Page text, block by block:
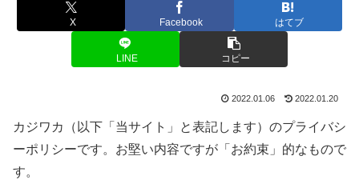
X Facebook はてブ
LINE コピー
2022.01.06 2022.01.20
カジワカ（以下「当サイト」と表記します）のプライバシ
ーポリシーです。お堅い内容ですが「お約束」的なもので
す。